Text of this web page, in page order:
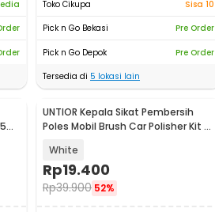
Toko Cikupa
Sisa 10
Pick n Go Bekasi
Pre Order
Pick n Go Depok
Pre Order
Tersedia di 5 lokasi lain
UNTIOR Kepala Sikat Pembersih
Poles Mobil Brush Car Polisher Kit 3
White
Rp19.400
Rp39.900 52%